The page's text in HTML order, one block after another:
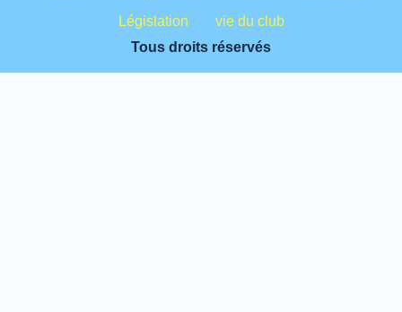
Législation
vie du club
Tous droits réservés